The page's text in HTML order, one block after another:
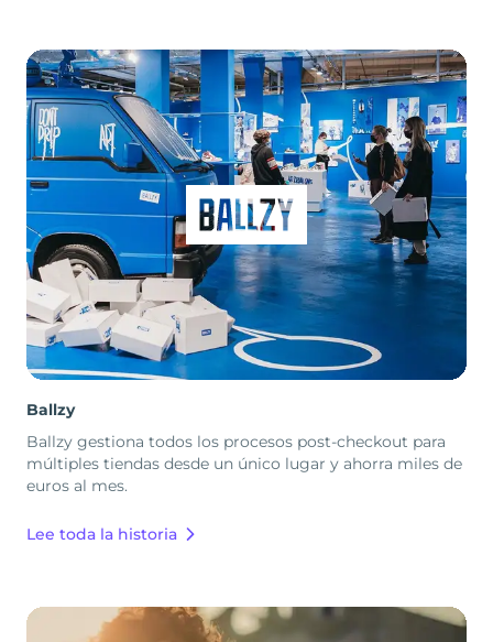
Ballzy
Ballzy gestiona todos los procesos post-checkout para
múltiples tiendas desde un único lugar y ahorra miles de
euros al mes.
Lee toda la historia